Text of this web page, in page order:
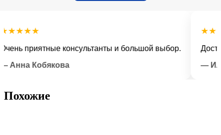
приятные консультанты и большой выбор.
Кобякова
— Илья
Похожие